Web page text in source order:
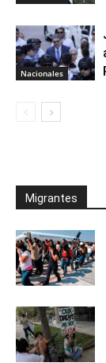
Nacionales
Migrantes